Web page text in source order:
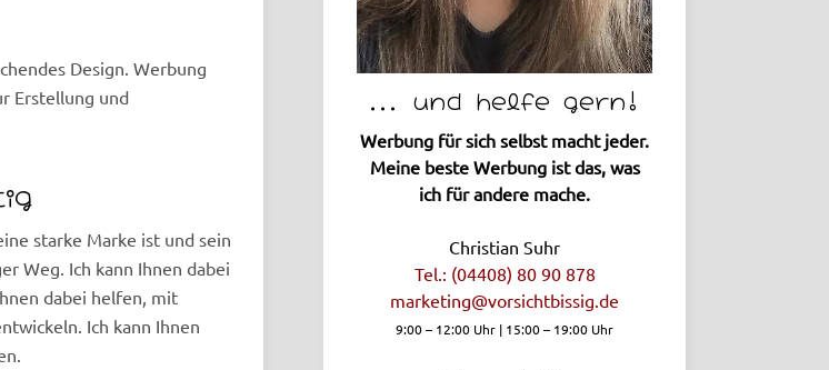
Design. Werbung
Erstellung und
starke Marke ist und sein
Weg. Ich kann Ihnen dabei
dabei helfen, mit
Ich kann Ihnen
... und helfe gern!
Werbung für sich selbst macht jeder.
Meine beste Werbung ist das, was
ich für andere mache.
Christian Suhr
Tel.: (04408) 80 90 878
marketing­@vorsichtbissig.de
9:00 – 12:00 Uhr | 15:00 – 19:00 Uhr